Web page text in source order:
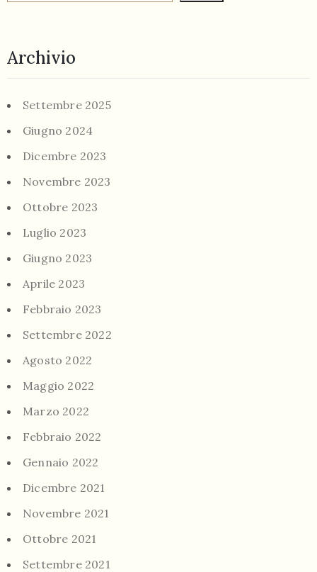
Archivio
Settembre 2025
Giugno 2024
Dicembre 2023
Novembre 2023
Ottobre 2023
Luglio 2023
Giugno 2023
Aprile 2023
Febbraio 2023
Settembre 2022
Agosto 2022
Maggio 2022
Marzo 2022
Febbraio 2022
Gennaio 2022
Dicembre 2021
Novembre 2021
Ottobre 2021
Settembre 2021